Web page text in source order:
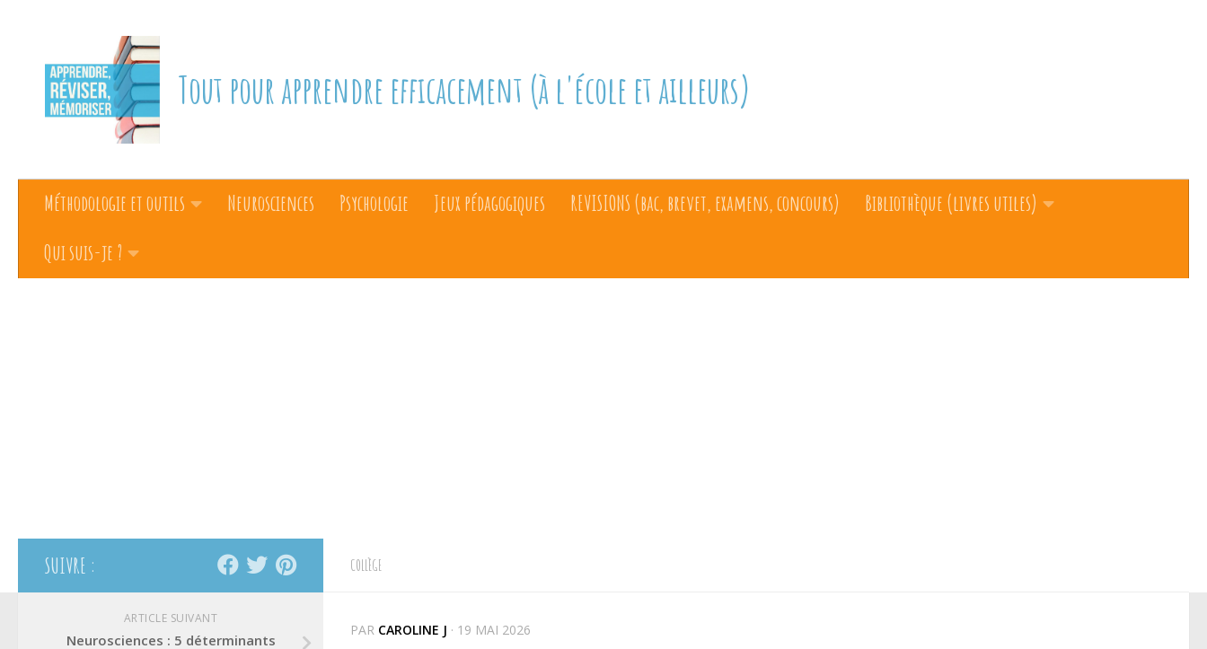
Tout pour apprendre efficacement (à l'école et ailleurs)
Méthodologie et outils Neurosciences Psychologie Jeux pédagogiques REVISIONS (bac, brevet, examens, concours)
Bibliothèque (livres utiles)
Qui suis-je ?
COLLÈGE
PAR CAROLINE J · 19 MAI 2026
SUIVRE :
ARTICLE SUIVANT
Neurosciences : 5 déterminants